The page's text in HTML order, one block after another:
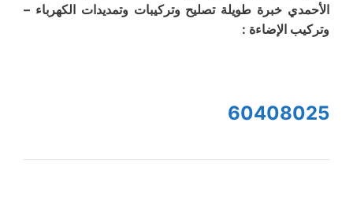
الأحمدي خبرة طويلة تصليح وتركيبات وتمديدات الكهرباء –
وتركيب الإضاءة :
60408025